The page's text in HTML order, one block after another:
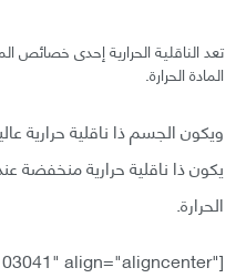
تعد الناقلية الحرارية إحدى خصائص
المادة الحرارة.
ويكون الجسم ذا ناقلية حرارية
يكون ذا ناقلية حرارية منخفضة
الحرارة.
align="aligncenter"